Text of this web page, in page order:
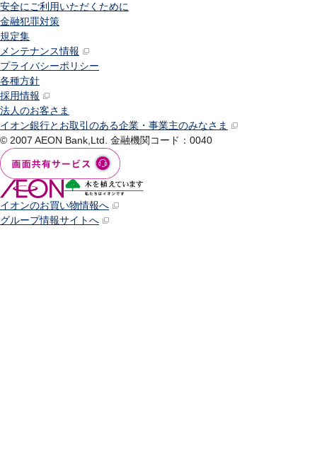
安全にご利用いただくために
金融犯罪対策
規定集
メンテナンス情報
プライバシーポリシー
各種方針
採用情報
法人のお客さま
イオン銀行とお取引のある企業・事業主のみなさま
© 2007 AEON Bank,Ltd. 金融機関コード：0040
イオンのお買い物情報へ
グループ情報サイトへ